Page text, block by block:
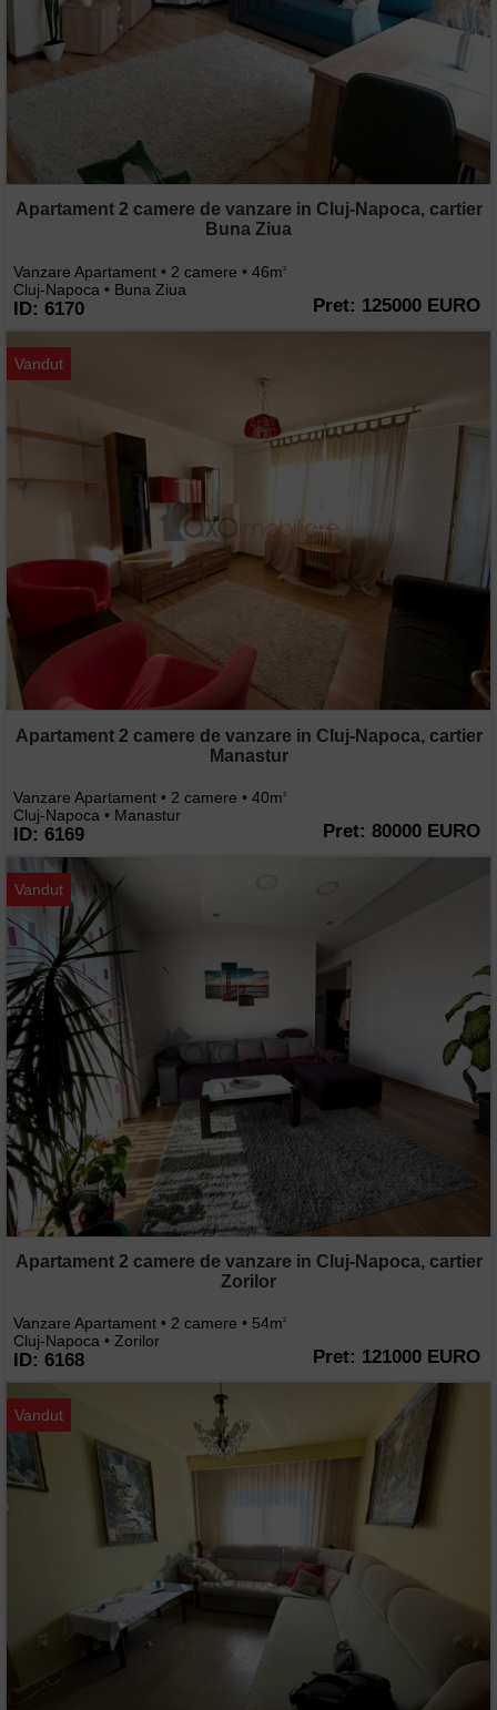
Apartament 2 camere de vanzare in Cluj-Napoca, cartier
Buna Ziua
Vanzare Apartament • 2 camere • 46m2
Cluj-Napoca • Buna Ziua
ID: 6170 Pret: 125000 EURO
Vandut
Apartament 2 camere de vanzare in Cluj-Napoca, cartier
Manastur
Vanzare Apartament • 2 camere • 40m2
Cluj-Napoca • Manastur
ID: 6169 Pret: 80000 EURO
Vandut
Apartament 2 camere de vanzare in Cluj-Napoca, cartier
Zorilor
Vanzare Apartament • 2 camere • 54m2
Cluj-Napoca • Zorilor
ID: 6168 Pret: 121000 EURO
Vandut